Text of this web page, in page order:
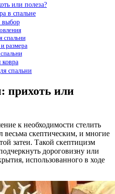
или полеза?
в спальне
выбор
спальни
размера
спальни
прихоть или
к необходимости стелить
весьма скептическим, и многие
затеи. Такой скептицизм
дороговизну или
использованного в ходе